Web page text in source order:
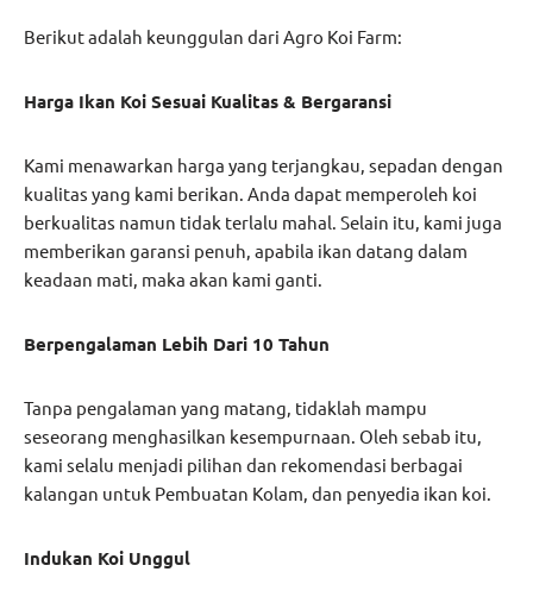
Berikut adalah keunggulan dari Agro Koi Farm:
Harga Ikan Koi Sesuai Kualitas & Bergaransi
Kami menawarkan harga yang terjangkau, sepadan dengan
kualitas yang kami berikan. Anda dapat memperoleh koi
berkualitas namun tidak terlalu mahal. Selain itu, kami juga
memberikan garansi penuh, apabila ikan datang dalam
keadaan mati, maka akan kami ganti.
Berpengalaman Lebih Dari 10 Tahun
Tanpa pengalaman yang matang, tidaklah mampu
seseorang menghasilkan kesempurnaan. Oleh sebab itu,
kami selalu menjadi pilihan dan rekomendasi berbagai
kalangan untuk Pembuatan Kolam, dan penyedia ikan koi.
Indukan Koi Unggul